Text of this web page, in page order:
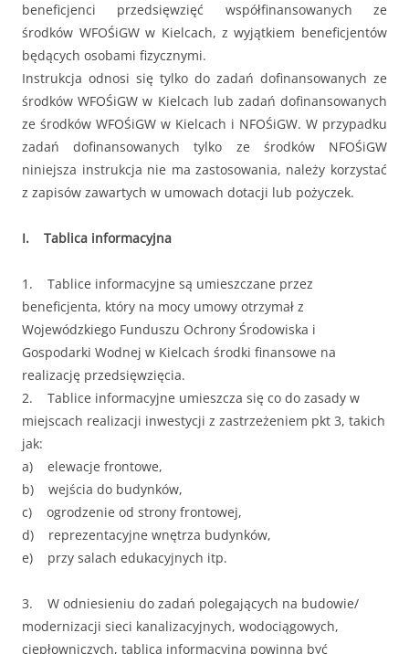
beneficjenci przedsięwzięć współfinansowanych ze
środków WFOŚiGW w Kielcach, z wyjątkiem beneficjentów
będących osobami fizycznymi.
Instrukcja odnosi się tylko do zadań dofinansowanych ze
środków WFOŚiGW w Kielcach lub zadań dofinansowanych
ze środków WFOŚiGW w Kielcach i NFOŚiGW. W przypadku
zadań dofinansowanych tylko ze środków NFOŚiGW
niniejsza instrukcja nie ma zastosowania, należy korzystać
z zapisów zawartych w umowach dotacji lub pożyczek.
I. Tablica informacyjna
1. Tablice informacyjne są umieszczane przez
beneficjenta, który na mocy umowy otrzymał z
Wojewódzkiego Funduszu Ochrony Środowiska i
Gospodarki Wodnej w Kielcach środki finansowe na
realizację przedsięwzięcia.
2. Tablice informacyjne umieszcza się co do zasady w
miejscach realizacji inwestycji z zastrzeżeniem pkt 3, takich
jak:
a) elewacje frontowe,
b) wejścia do budynków,
c) ogrodzenie od strony frontowej,
d) reprezentacyjne wnętrza budynków,
e) przy salach edukacyjnych itp.
3. W odniesieniu do zadań polegających na budowie/
modernizacji sieci kanalizacyjnych, wodociągowych,
ciepłowniczych, tablica informacyjna powinna być